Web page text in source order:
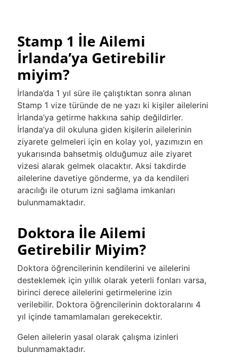
Stamp 1 İle Ailemi
İrlanda’ya Getirebilir
miyim?
İrlanda’da 1 yıl süre ile çalıştıktan sonra alınan
Stamp 1 vize türünde de ne yazı ki kişiler ailelerini
İrlanda’ya getirme hakkına sahip değildirler.
İrlanda’ya dil okuluna giden kişilerin ailelerinin
ziyarete gelmeleri için en kolay yol, yazımızın en
yukarısında bahsetmiş olduğumuz aile ziyaret
vizesi alarak gelmek olacaktır. Aksi takdirde
ailelerine davetiye gönderme, ya da kendileri
aracılığı ile oturum izni sağlama imkanları
bulunmamaktadır.
Doktora İle Ailemi
Getirebilir Miyim?
Doktora öğrencilerinin kendilerini ve ailelerini
desteklemek için yıllık olarak yeterli fonları varsa,
birinci derece ailelerini getirmelerine izin
verilebilir. Doktora öğrencilerinin doktoralarını 4
yıl içinde tamamlamaları gerekecektir.
Gelen ailelerin yasal olarak çalışma izinleri
bulunmamaktadır.